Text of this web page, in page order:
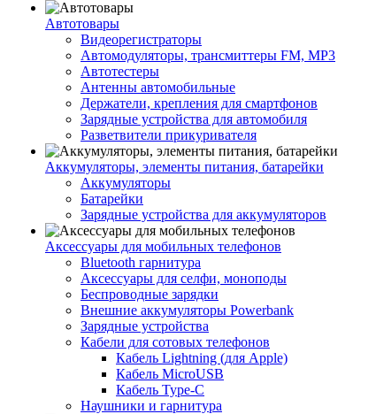
Автотовары
Видеорегистраторы
Автомодуляторы, трансмиттеры FM, MP3
Автотестеры
Антенны автомобильные
Держатели, крепления для смартфонов
Зарядные устройства для автомобиля
Разветвители прикуривателя
Аккумуляторы, элементы питания, батарейки
Аккумуляторы
Батарейки
Зарядные устройства для аккумуляторов
Аксессуары для мобильных телефонов
Bluetooth гарнитура
Аксессуары для селфи, моноподы
Беспроводные зарядки
Внешние аккумуляторы Powerbank
Зарядные устройства
Кабели для сотовых телефонов
Кабель Lightning (для Apple)
Кабель MicroUSB
Кабель Type-C
Наушники и гарнитура